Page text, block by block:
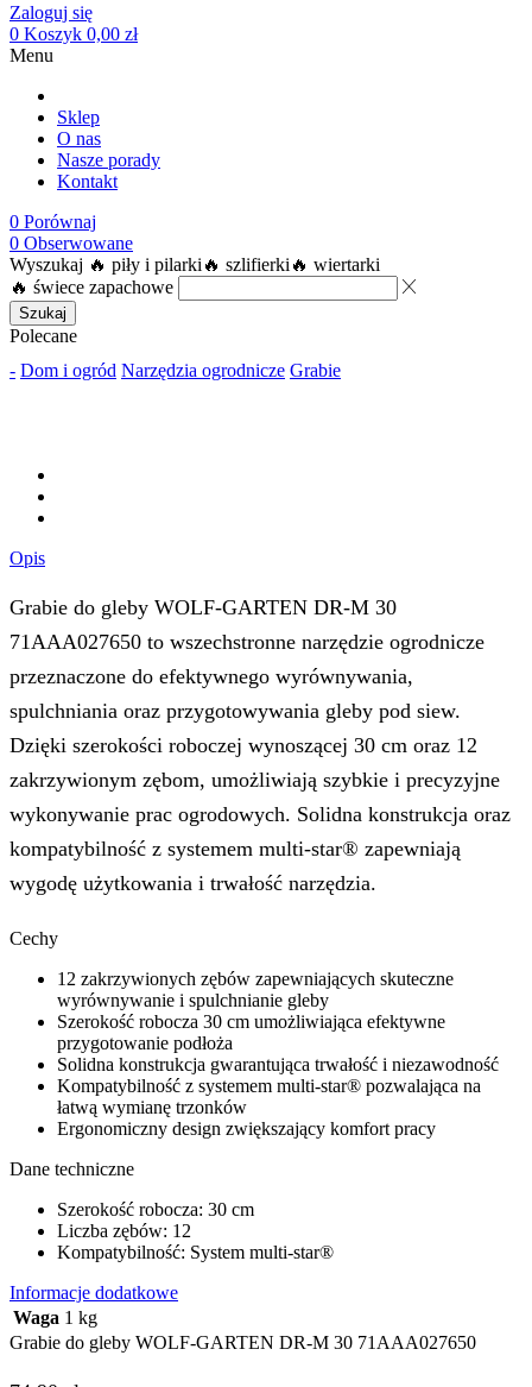
Zaloguj się
0 Koszyk 0,00 zł
Menu
Sklep
O nas
Nasze porady
Kontakt
0 Porównaj
0 Obserwowane
Wyszukaj 🔥 piły i pilarki 🔥 szlifierki 🔥 wiertarki
🔥 świece zapachowe
Szukaj
Polecane
- Dom i ogród Narzędzia ogrodnicze Grabie
Opis
Grabie do gleby WOLF-GARTEN DR-M 30
71AAA027650 to wszechstronne narzędzie ogrodnicze
przeznaczone do efektywnego wyrównywania,
spulchniania oraz przygotowywania gleby pod siew.
Dzięki szerokości roboczej wynoszącej 30 cm oraz 12
zakrzywionym zębom, umożliwiają szybkie i precyzyjne
wykonywanie prac ogrodowych. Solidna konstrukcja oraz
kompatybilność z systemem multi-star® zapewniają
wygodę użytkowania i trwałość narzędzia.
Cechy
12 zakrzywionych zębów zapewniających skuteczne
wyrównywanie i spulchnianie gleby
Szerokość robocza 30 cm umożliwiająca efektywne
przygotowanie podłoża
Solidna konstrukcja gwarantująca trwałość i niezawodność
Kompatybilność z systemem multi-star® pozwalająca na
łatwą wymianę trzonków
Ergonomiczny design zwiększający komfort pracy
Dane techniczne
Szerokość robocza: 30 cm
Liczba zębów: 12
Kompatybilność: System multi-star®
Informacje dodatkowe
Waga 1 kg
Grabie do gleby WOLF-GARTEN DR-M 30 71AAA027650​